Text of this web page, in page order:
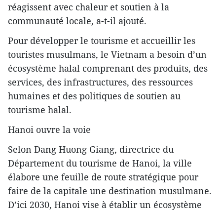
réagissent avec chaleur et soutien à la
communauté locale, a-t-il ajouté.
Pour développer le tourisme et accueillir les
touristes musulmans, le Vietnam a besoin d’un
écosystème halal comprenant des produits, des
services, des infrastructures, des ressources
humaines et des politiques de soutien au
tourisme halal.
Hanoi ouvre la voie
Selon Dang Huong Giang, directrice du
Département du tourisme de Hanoi, la ville
élabore une feuille de route stratégique pour
faire de la capitale une destination musulmane.
D’ici 2030, Hanoi vise à établir un écosystème